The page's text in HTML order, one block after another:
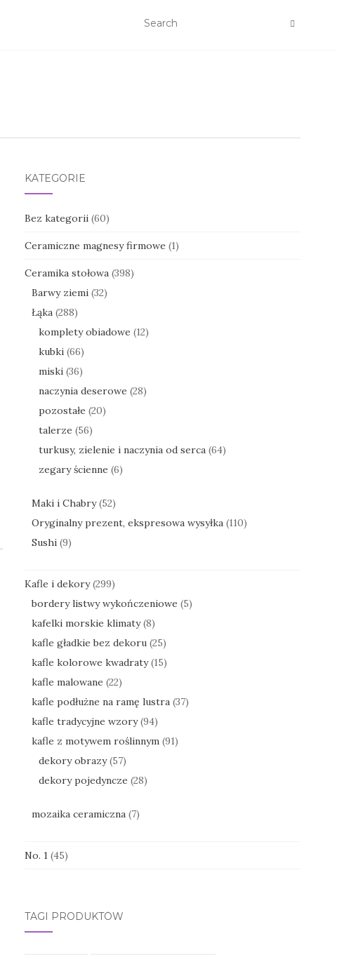
KATEGORIE
Bez kategorii (60)
Ceramiczne magnesy firmowe (1)
Ceramika stołowa (398)
Barwy ziemi (32)
Łąka (288)
komplety obiadowe (12)
kubki (66)
miski (36)
naczynia deserowe (28)
pozostałe (20)
talerze (56)
turkusy, zielenie i naczynia od serca (64)
zegary ścienne (6)
Maki i Chabry (52)
Oryginalny prezent, ekspresowa wysyłka (110)
Sushi (9)
Kafle i dekory (299)
bordery listwy wykończeniowe (5)
kafelki morskie klimaty (8)
kafle gładkie bez dekoru (25)
kafle kolorowe kwadraty (15)
kafle malowane (22)
kafle podłużne na ramę lustra (37)
kafle tradycyjne wzory (94)
kafle z motywem roślinnym (91)
dekory obrazy (57)
dekory pojedyncze (28)
mozaika ceramiczna (7)
No. 1 (45)
TAGI PRODUKTÓW